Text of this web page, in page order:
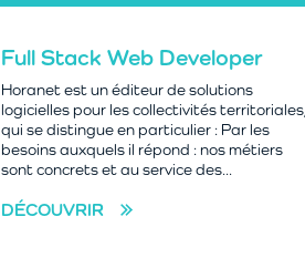
Full Stack Web Developer
Horanet est un éditeur de solutions
logicielles pour les collectivités territoriales,
qui se distingue en particulier : Par les
besoins auxquels il répond : nos métiers
sont concrets et au service des...
DÉCOUVRIR